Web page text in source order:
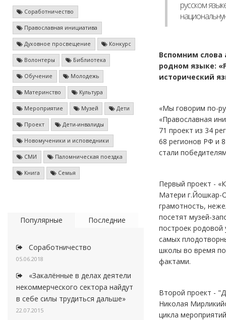
Соработничество
Православная инициатива
Духовное просвещение Конкурс
Волонтеры Библиотека
Обучение Молодежь
Материнство Культура
Мероприятие Музей Дети
Проект Дети-инвалиды
Новомученики и исповедники
СМИ Паломническая поездка
Книга Семья
Популярные Последние
Соработничество
05.06.2018
«Закалённые в делах деятели
некоммерческого сектора найдут
в себе силы трудиться дальше»
22.07.2015
русском
Вспомним слова
родном языке:
исторический
«Мы говорим по-
«Православная
71 проект из 34
68 регионов РФ и
стали
Первый проект -
Матери г.Йошкар-
грамотность,
посетят музей-
построек
самых
школы во время
фактами.
Второй проект -
Николая
цикла